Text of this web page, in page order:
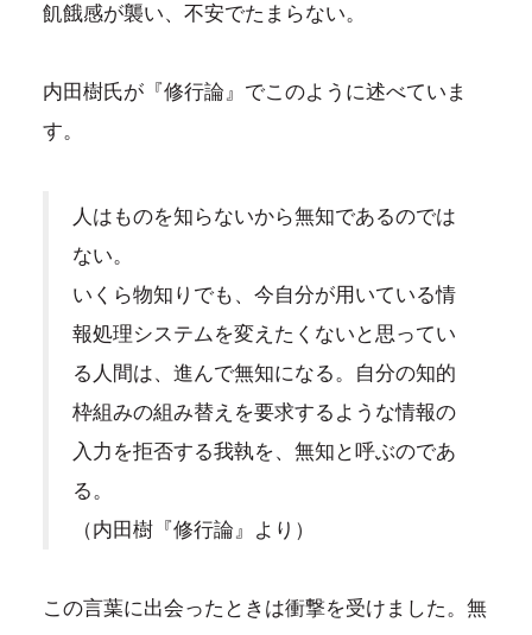
飢餓感が襲い、不安でたまらない。
内田樹氏が『修行論』でこのように述べていま
す。
人はものを知らないから無知であるのでは
ない。
いくら物知りでも、今自分が用いている情
報処理システムを変えたくないと思ってい
る人間は、進んで無知になる。自分の知的
枠組みの組み替えを要求するような情報の
入力を拒否する我執を、無知と呼ぶのであ
る。
（内田樹『修行論』より）
この言葉に出会ったときは衝撃を受けました。無